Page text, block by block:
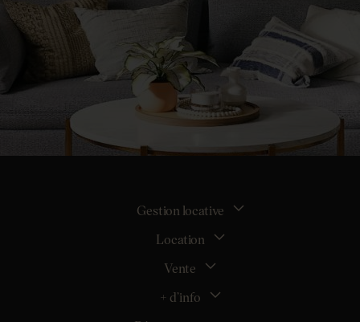
Gestion locative
La gestion locative
Location
Tous nos biens en location
Vente
Estimer mon bien
+ d’info